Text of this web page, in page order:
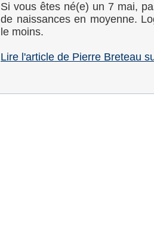
Si vous êtes né(e) un 7 mai,
de naissances en moyenne.
le moins.
Lire l'article de Pierre Breteau